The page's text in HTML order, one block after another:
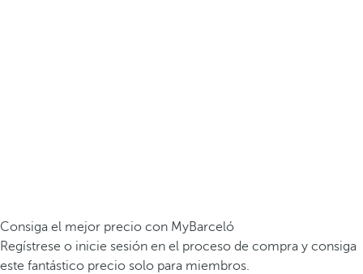
Consiga el mejor precio con MyBarceló
Regístrese o inicie sesión en el proceso de compra y consiga
este fantástico precio solo para miembros.